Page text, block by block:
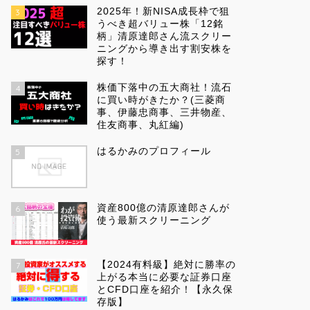
3
2025年！新NISA成長枠で狙
うべき超バリュー株「12銘
柄」清原達郎さん流スクリー
ニングから導き出す割安株を
探す！
4
株価下落中の五大商社！流石
に買い時がきたか？(三菱商
事、伊藤忠商事、三井物産、
住友商事、丸紅編)
5 はるかみのプロフィール
6
資産800億の清原達郎さんが
使う最新スクリーニング
7
【2024有料級】絶対に勝率の
上がる本当に必要な証券口座
とCFD口座を紹介！【永久保
存版】